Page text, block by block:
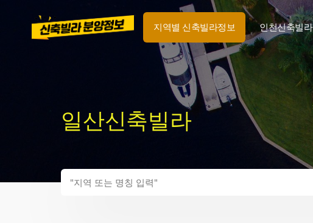
지역별 신축빌라정보 인천신축빌라
일산신축빌라